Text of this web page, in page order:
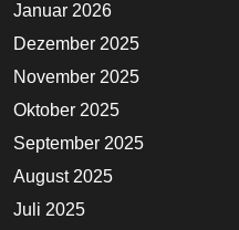
Januar 2026
Dezember 2025
November 2025
Oktober 2025
September 2025
August 2025
Juli 2025